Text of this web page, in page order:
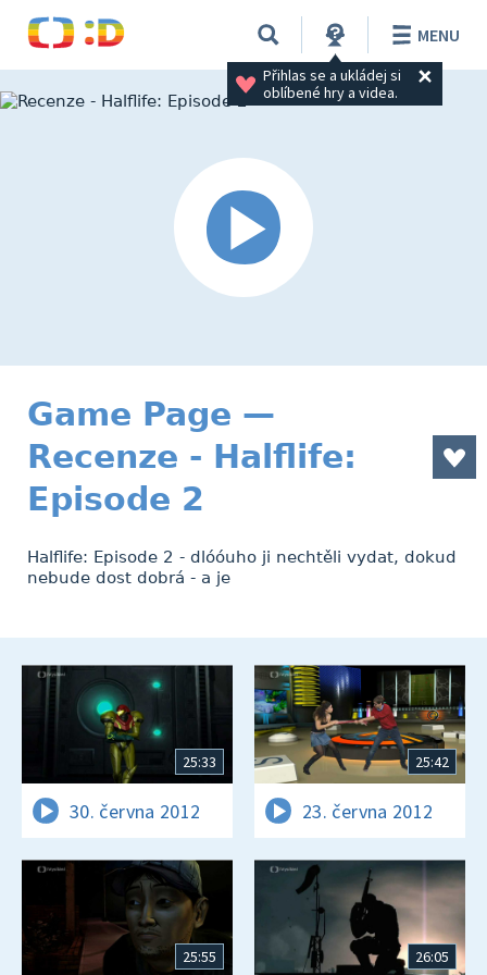
Přihlas se a ukládej si
oblíbené hry a videa.
MENU
Game Page —
Recenze - Halflife:
Episode 2
Halflife: Episode 2 - dlóóuho ji nechtěli vydat, dokud
nebude dost dobrá - a je
25:33
30. června 2012
25:42
23. června 2012
25:55 26:05